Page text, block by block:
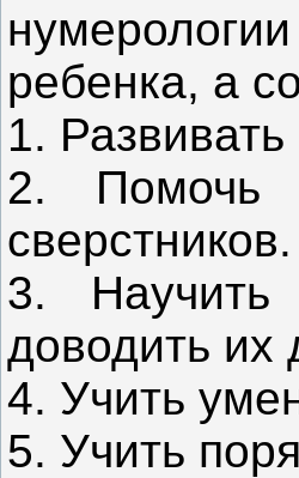
ребенка, а
1.
2. Помочь
сверстников.
3. Научить
доводить их
4. Учить
5. Учить